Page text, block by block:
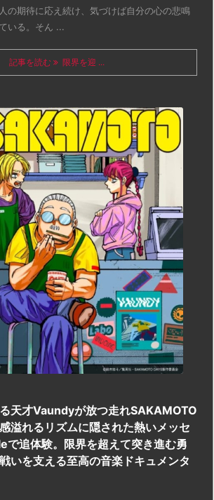
の期待に応え続け、気づけば自分の心の悲鳴
いる。そん ...
記事を読む 限界を迎 ...
天才Vaundyが放つ走れSAKAMOTO
溢れるリズムに隠された熱いメッセ
で追体験。限界を超えて突き進む勇
いを支える至高の音楽ドキュメンタ